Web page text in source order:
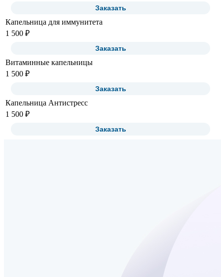
Заказать
Капельница для иммунитета
1 500 ₽
Заказать
Витаминные капельницы
1 500 ₽
Заказать
Капельница Антистресс
1 500 ₽
Заказать